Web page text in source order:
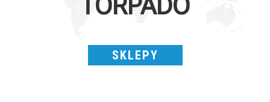
SKLEPY